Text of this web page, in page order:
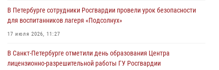
Сотрудники и военнослужащие Росгвардии обеспечили
правопорядок при проведении матча "Зенит" - "Балтика"
06 августа 2026, 07:30
В Выборгском районе наряд Росгвардии обнаружил
разыскиваемый преступный автотранспорт
В Петербурге сотрудники Росгвардии провели урок безопасности
для воспитанников лагеря «Подсолнух»
17 июля 2026, 11:27
В Санкт-Петербурге отметили день образования Центра
лицензионно-разрешительной работы ГУ Росгвардии